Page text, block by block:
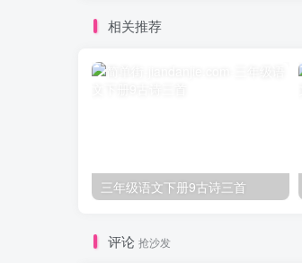
相关推荐
三年级语文下册9古诗三首
评论 抢沙发